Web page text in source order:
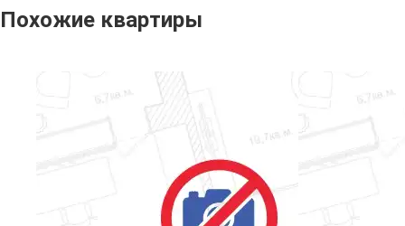
Похожие квартиры